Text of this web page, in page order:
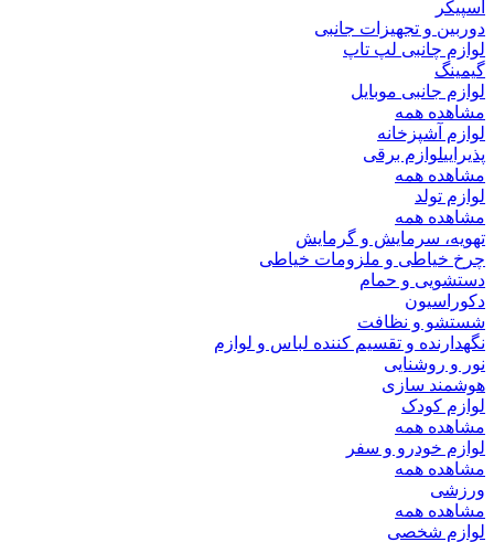
اسپیکر
دوربین و تجهیزات جانبی
لوازم چانبی لپ تاپ
گیمینگ
لوازم جانبی موبایل
مشاهده همه
لوازم آشپزخانه
پذیراییلوازم برقی
مشاهده همه
لوازم تولد
مشاهده همه
تهویه، سرمایش و گرمایش
چرخ خیاطی و ملزومات خیاطی
دستشویی و حمام
دکوراسیون
شستشو و نظافت
نگهدارنده و تقسیم کننده لباس و لوازم
نور و روشنایی
هوشمند سازی
لوازم کودک
مشاهده همه
لوازم خودرو و سفر
مشاهده همه
ورزشی
مشاهده همه
لوازم شخصی